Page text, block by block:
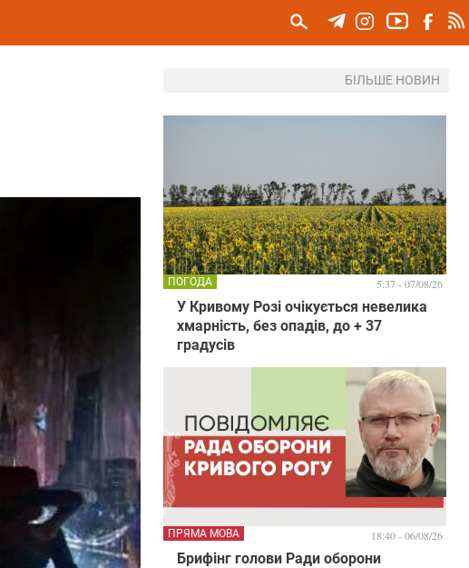
БІЛЬШЕ НОВИН
У Кривому Розі очікується невелика
хмарність, без опадів, до + 37
градусів
ПОГОДА 5:37 - 07/08/26
Брифінг голови Ради оборони
ПРЯМА МОВА 18:40 - 06/08/26